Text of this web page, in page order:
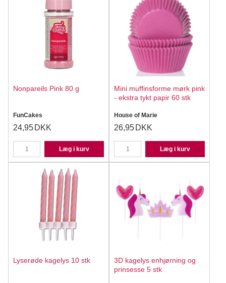
Nonpareils Pink 80 g
FunCakes
24,95 DKK
Læg i kurv
Mini muffinsforme mørk pink
- ekstra tykt papir 60 stk
House of Marie
26,95 DKK
Læg i kurv
Lyserøde kagelys 10 stk
3D kagelys enhjørning og
prinsesse 5 stk